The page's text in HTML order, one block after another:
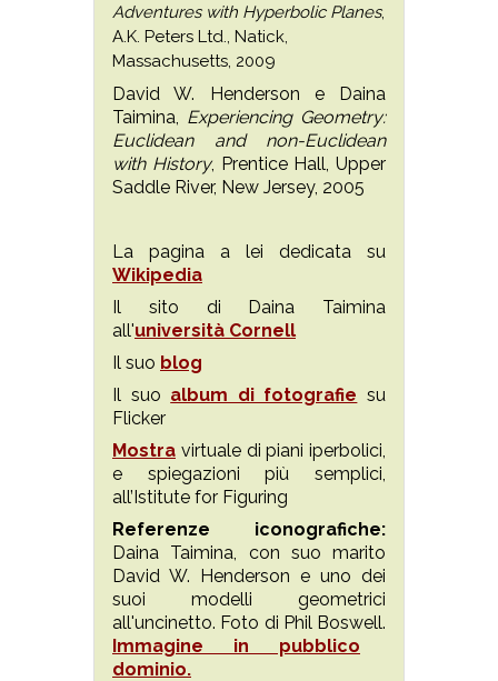
Adventures with Hyperbolic Planes,
A.K. Peters Ltd., Natick,
Massachusetts, 2009
David W. Henderson e Daina
Taimina, Experiencing Geometry:
Euclidean and non-Euclidean
with History, Prentice Hall, Upper
Saddle River, New Jersey, 2005
La pagina a lei dedicata su
Wikipedia
Il sito di Daina Taimina
all'università Cornell
Il suo blog
Il suo album di fotografie su
Flicker
Mostra virtuale di piani iperbolici,
e spiegazioni più semplici,
all’Istitute for Figuring
Referenze iconografiche:
Daina Taimina, con suo marito
David W. Henderson e uno dei
suoi modelli geometrici
all'uncinetto. Foto di Phil Boswell.
Immagine in pubblico
dominio.